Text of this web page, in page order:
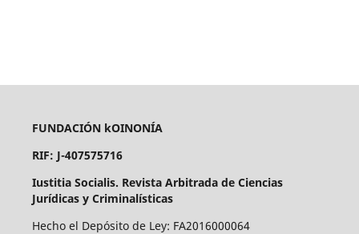
FUNDACIÓN kOINONÍA
RIF: J-407575716
Iustitia Socialis. Revista Arbitrada de Ciencias
Jurídicas y Criminalísticas
Hecho el Depósito de Ley: FA2016000064